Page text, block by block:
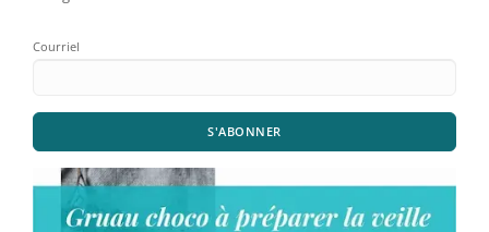
Courriel
S'ABONNER